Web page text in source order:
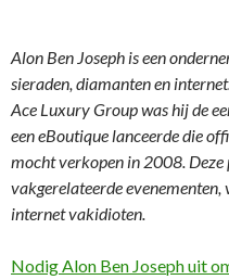
Alon Ben Joseph is een
sieraden, diamanten en
Ace Luxury Group was hij de
een eBoutique lanceerde die
mocht verkopen in 2008. Deze
vakgerelateerde
internet vakidioten.
Nodig Alon Ben Joseph uit